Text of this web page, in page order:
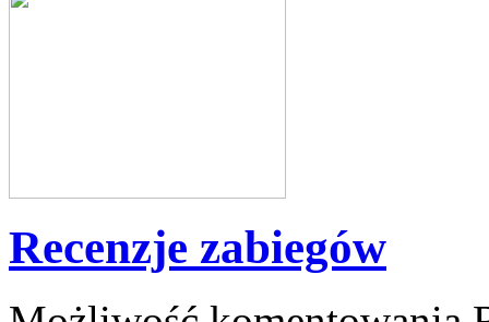
Recenzje zabiegów